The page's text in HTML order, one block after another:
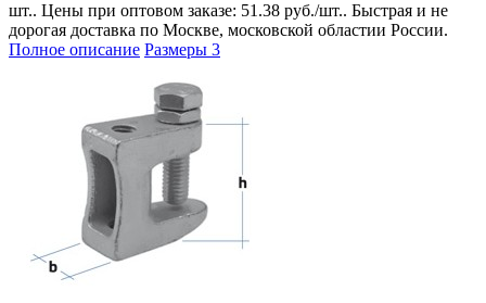
шт.. Цены при оптовом заказе: 51.38 руб./шт.. Быстрая и не
дорогая доставка по Москве, московской областии России.
Полное описание Размеры 3